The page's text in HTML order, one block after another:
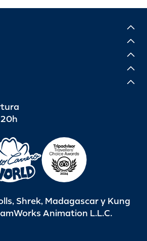
Shrek, Madagascar y Kung
Animation L.L.C.